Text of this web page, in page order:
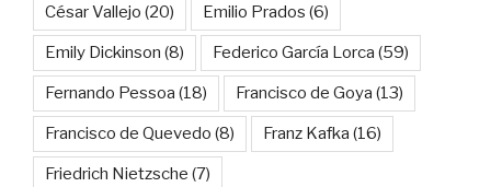
César Vallejo (20) Emilio Prados (6)
Emily Dickinson (8) Federico García Lorca (59)
Fernando Pessoa (18) Francisco de Goya (13)
Francisco de Quevedo (8) Franz Kafka (16)
Friedrich Nietzsche (7)